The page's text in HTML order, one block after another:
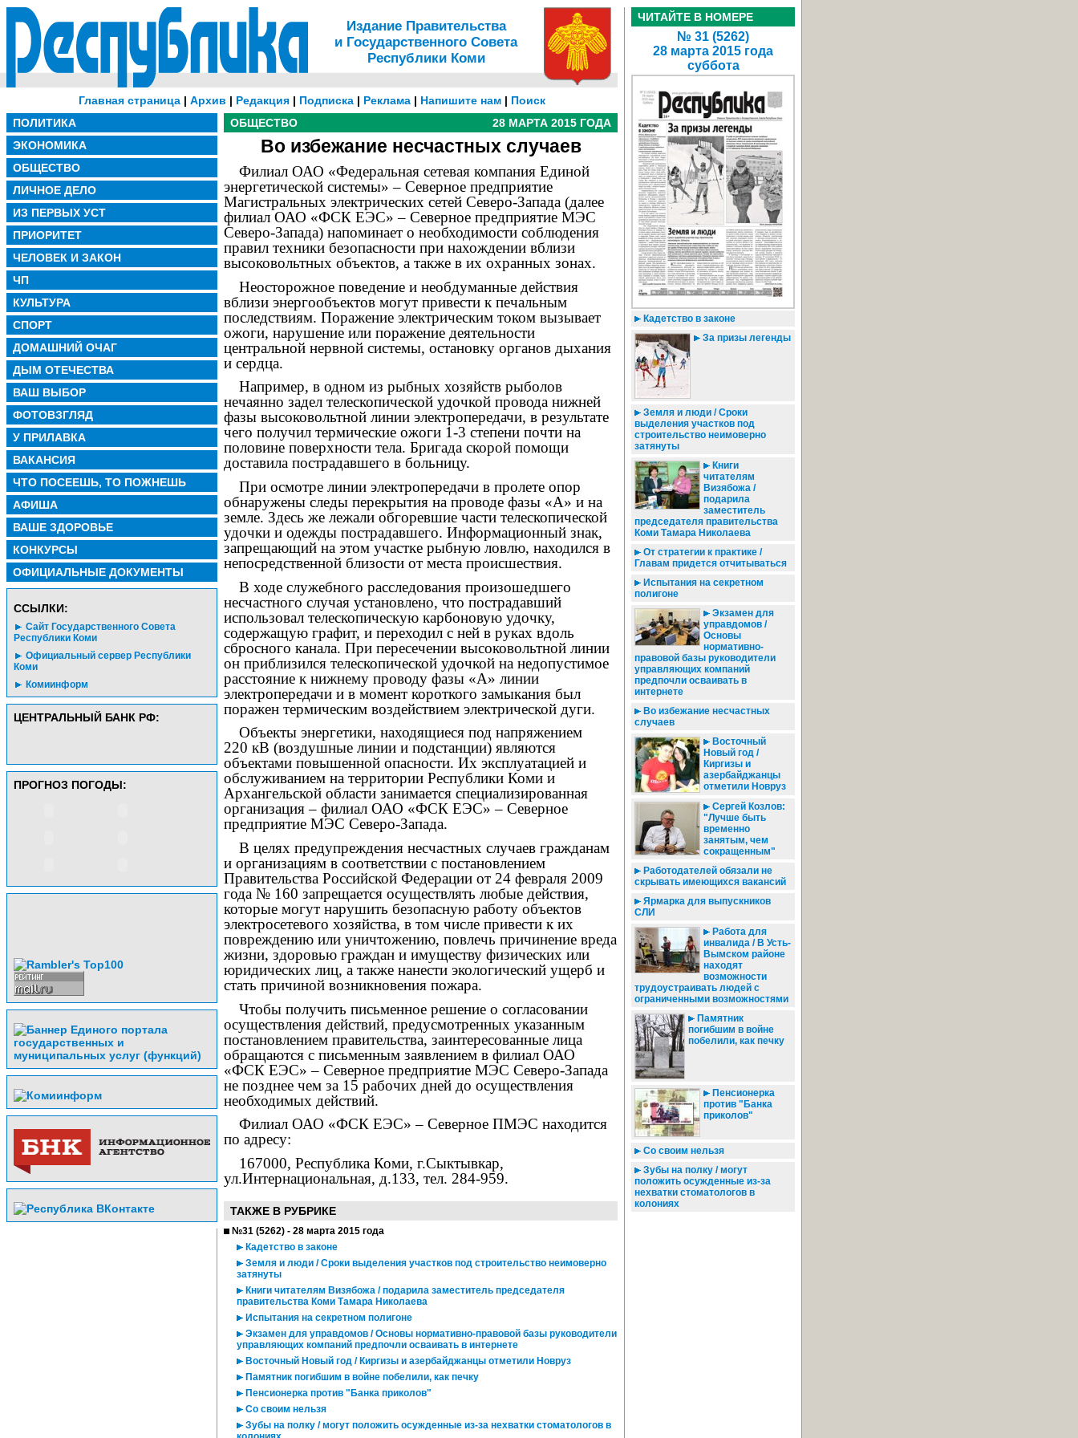
Издание Правительства
и Государственного Совета
Республики Коми
Главная страница | Архив | Редакция | Подписка | Реклама | Напишите нам | Поиск
ПОЛИТИКА
ЭКОНОМИКА
ОБЩЕСТВО
ЛИЧНОЕ ДЕЛО
ИЗ ПЕРВЫХ УСТ
ПРИОРИТЕТ
ЧЕЛОВЕК И ЗАКОН
ЧП
КУЛЬТУРА
СПОРТ
ДОМАШНИЙ ОЧАГ
ДЫМ ОТЕЧЕСТВА
ВАШ ВЫБОР
ФОТОВЗГЛЯД
У ПРИЛАВКА
ВАКАНСИЯ
ЧТО ПОСЕЕШЬ, ТО ПОЖНЕШЬ
АФИША
ВАШЕ ЗДОРОВЬЕ
КОНКУРСЫ
ОФИЦИАЛЬНЫЕ ДОКУМЕНТЫ
CСЫЛКИ:
Сайт Государственного Совета
Республики Коми
Официальный сервер Республики
Коми
Комиинформ
ЦЕНТРАЛЬНЫЙ БАНК РФ:
ПРОГНОЗ ПОГОДЫ:
ОБЩЕСТВО 28 МАРТА 2015 ГОДА
Во избежание несчастных случаев
Филиал ОАО «Федеральная сетевая компания Единой
энергетической системы» – Северное предприятие
Магистральных электрических сетей Северо-Запада (далее
филиал ОАО «ФСК ЕЭС» – Северное предприятие МЭС
Северо-Запада) напоминает о необходимости соблюдения
правил техники безопасности при нахождении вблизи
высоковольтных объектов, а также в их охранных зонах.
Неосторожное поведение и необдуманные действия
вблизи энергообъектов могут привести к печальным
последствиям. Поражение электрическим током вызывает
ожоги, нарушение или поражение деятельности
центральной нервной системы, остановку органов дыхания
и сердца.
Например, в одном из рыбных хозяйств рыболов
нечаянно задел телескопической удочкой провода нижней
фазы высоковольтной линии электропередачи, в результате
чего получил термические ожоги 1-3 степени почти на
половине поверхности тела. Бригада скорой помощи
доставила пострадавшего в больницу.
При осмотре линии электропередачи в пролете опор
обнаружены следы перекрытия на проводе фазы «А» и на
земле. Здесь же лежали обгоревшие части телескопической
удочки и одежды пострадавшего. Информационный знак,
запрещающий на этом участке рыбную ловлю, находился в
непосредственной близости от места происшествия.
В ходе служебного расследования произошедшего
несчастного случая установлено, что пострадавший
использовал телескопическую карбоновую удочку,
содержащую графит, и переходил с ней в руках вдоль
сбросного канала. При пересечении высоковольтной линии
он приблизился телескопической удочкой на недопустимое
расстояние к нижнему проводу фазы «А» линии
электропередачи и в момент короткого замыкания был
поражен термическим воздействием электрической дуги.
Объекты энергетики, находящиеся под напряжением
220 кВ (воздушные линии и подстанции) являются
объектами повышенной опасности. Их эксплуатацией и
обслуживанием на территории Республики Коми и
Архангельской области занимается специализированная
организация – филиал ОАО «ФСК ЕЭС» – Северное
предприятие МЭС Северо-Запада.
В целях предупреждения несчастных случаев гражданам
и организациям в соответствии с постановлением
Правительства Российской Федерации от 24 февраля 2009
года № 160 запрещается осуществлять любые действия,
которые могут нарушить безопасную работу объектов
электросетевого хозяйства, в том числе привести к их
повреждению или уничтожению, повлечь причинение вреда
жизни, здоровью граждан и имуществу физических или
юридических лиц, а также нанести экологический ущерб и
стать причиной возникновения пожара.
Чтобы получить письменное решение о согласовании
осуществления действий, предусмотренных указанным
постановлением правительства, заинтересованные лица
обращаются с письменным заявлением в филиал ОАО
«ФСК ЕЭС» – Северное предприятие МЭС Северо-Запада
не позднее чем за 15 рабочих дней до осуществления
необходимых действий.
Филиал ОАО «ФСК ЕЭС» – Северное ПМЭС находится
по адресу:
167000, Республика Коми, г.Сыктывкар,
ул.Интернациональная, д.133, тел. 284-959.
ТАКЖЕ В РУБРИКЕ
№31 (5262) - 28 марта 2015 года
Кадетство в законе
Земля и люди / Сроки выделения участков под строительство неимоверно
затянуты
Книги читателям Визябожа / подарила заместитель председателя
правительства Коми Тамара Николаева
Испытания на секретном полигоне
Экзамен для управдомов / Основы нормативно-правовой базы руководители
управляющих компаний предпочли осваивать в интернете
Восточный Новый год / Киргизы и азербайджанцы отметили Новруз
Памятник погибшим в войне побелили, как печку
Пенсионерка против "Банка приколов"
Со своим нельзя
Зубы на полку / могут положить осужденные из-за нехватки стоматологов в
ЧИТАЙТЕ В НОМЕРЕ
№ 31 (5262)
28 марта 2015 года
суббота
Кадетство в законе
За призы легенды
Земля и люди / Сроки
выделения участков под
строительство неимоверно
затянуты
Книги
читателям
Визябожа /
подарила
заместитель
председателя правительства
Коми Тамара Николаева
От стратегии к практике /
Главам придется отчитываться
Испытания на секретном
полигоне
Экзамен для
управдомов /
Основы
нормативно-
правовой базы руководители
управляющих компаний
предпочли осваивать в
интернете
Во избежание несчастных
случаев
Восточный
Новый год /
Киргизы и
азербайджанцы
отметили Новруз
Сергей Козлов:
"Лучше быть
временно
занятым, чем
сокращенным"
Работодателей обязали не
скрывать имеющихся вакансий
Ярмарка для выпускников
СЛИ
Работа для
инвалида / В Усть-
Вымском районе
находят
возможности
трудоустраивать людей с
ограниченными возможностями
Памятник
погибшим в войне
побелили, как печку
Пенсионерка
против "Банка
приколов"
Со своим нельзя
Зубы на полку / могут
положить осужденные из-за
нехватки стоматологов в
колониях